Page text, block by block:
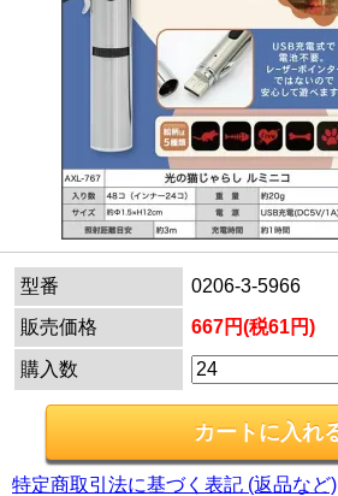
型番
0206-3-5966
販売価格
667円(税61円)
購入数
特定商取引法に基づく表記 (返品など)